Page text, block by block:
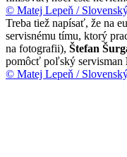
© Matej Lepeň /
Treba tiež napísať, že na
servisnému tímu, ktorý
na fotografii), Štefan
pomôcť poľský servisman
© Matej Lepeň /